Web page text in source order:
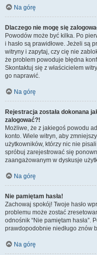
Na górę
Dlaczego nie mogę się
Powodów może być kilka. Po
i hasło są prawidłowe. Jeżeli są
witryny i zapytaj, czy cię nie
że problem powoduje błędna
Skontaktuj się z właścicielem
go naprawić.
Na górę
Rejestracja została dokonana
zalogować?!
Możliwe, że z jakiegoś powodu
konto. Wiele witryn, aby
użytkowników, którzy nic nie
spróbuj zarejestrować się
zaangażowanym w dyskusje
Na górę
Nie pamiętam hasła!
Zachowaj spokój! Twoje hasło
problemu może zostać
odnośnik “Nie pamiętam hasła”.
prawdopodobnie niedługo znów
Na górę